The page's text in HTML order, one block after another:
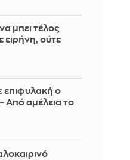
μπει τέλος
ειρήνη, ούτε
επιφυλακή ο
Από αμέλεια το